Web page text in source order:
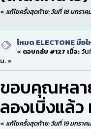
« แก้ไขครั้งสุดท้าย: วันที่ 18 มกรา
โหมด ELECTONE มือ
« ตอบกลับ #127 เมื่อ:วัน
น. »
ขอบคุณหลา
ลองเบิ่งแล้
« แก้ไขครั้งสุดท้าย: วันที่ 19 มกรา